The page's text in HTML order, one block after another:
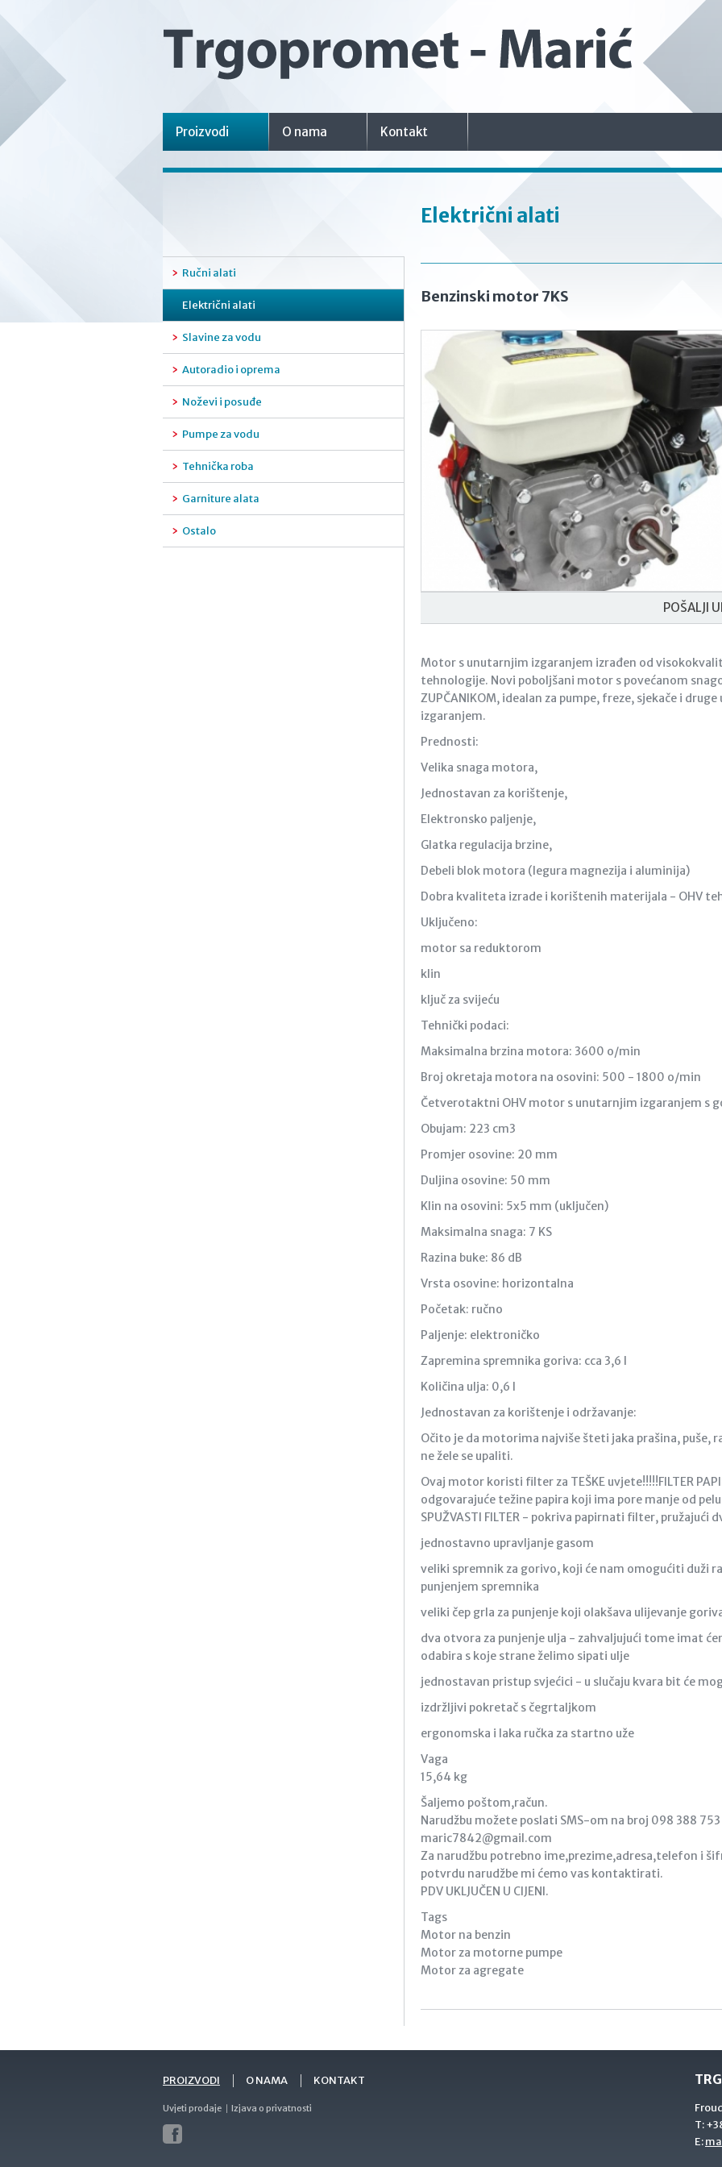
Proizvodi O nama Kontakt
Električni alati
Ručni alati
Električni alati
Slavine za vodu
Autoradio i oprema
Noževi i posuđe
Pumpe za vodu
Tehnička roba
Garniture alata
Ostalo
Benzinski motor 7KS
POŠALJI
Motor s unutarnjim izgaranjem izrađen od
tehnologije. Novi poboljšani motor s povećanom
ZUPČANIKOM, idealan za pumpe, freze, sjekače i
izgaranjem.
Prednosti:
Velika snaga motora,
Jednostavan za korištenje,
Elektronsko paljenje,
Glatka regulacija brzine,
Debeli blok motora (legura magnezija i aluminija)
Dobra kvaliteta izrade i korištenih materijala - OHV
Uključeno:
motor sa reduktorom
klin
ključ za svijeću
Tehnički podaci:
Maksimalna brzina motora: 3600 o/min
Broj okretaja motora na osovini: 500 - 1800 o/min
Četverotaktni OHV motor s unutarnjim izgaranjem s
Obujam: 223 cm3
Promjer osovine: 20 mm
Duljina osovine: 50 mm
Klin na osovini: 5x5 mm (uključen)
Maksimalna snaga: 7 KS
Razina buke: 86 dB
Vrsta osovine: horizontalna
Početak: ručno
Paljenje: elektroničko
Zapremina spremnika goriva: cca 3,6 l
Količina ulja: 0,6 l
Jednostavan za korištenje i održavanje:
Očito je da motorima najviše šteti jaka prašina, puše,
ne žele se upaliti.
Ovaj motor koristi filter za TEŠKE uvjete!!!!!FILTER
odgovarajuće težine papira koji ima pore manje od
SPUŽVASTI FILTER - pokriva papirnati filter, pružajući
jednostavno upravljanje gasom
veliki spremnik za gorivo, koji će nam omogućiti duži
punjenjem spremnika
veliki čep grla za punjenje koji olakšava ulijevanje
dva otvora za punjenje ulja - zahvaljujući tome imat
odabira s koje strane želimo sipati ulje
jednostavan pristup svjećici - u slučaju kvara bit će
izdržljivi pokretač s čegrtaljkom
ergonomska i laka ručka za startno uže
Vaga
15,64 kg
Šaljemo poštom,račun.
Narudžbu možete poslati SMS-om na broj 098 388
maric7842@gmail.com
Za narudžbu potrebno ime,prezime,adresa,telefon i
potvrdu narudžbe mi ćemo vas kontaktirati.
PDV UKLJUČEN U CIJENI.
Tags
Motor na benzin
Motor za motorne pumpe
Motor za agregate
T:
E:
PROIZVODI O NAMA KONTAKT
Uvjeti prodaje Izjava o privatnosti